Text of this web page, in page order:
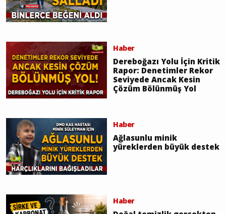
Haber
Dereboğazı Yolu İçin Kritik
Rapor: Denetimler Rekor
Seviyede Ancak Kesin
Çözüm Bölünmüş Yol
Haber
Ağlasunlu minik
yüreklerden büyük destek
Haber